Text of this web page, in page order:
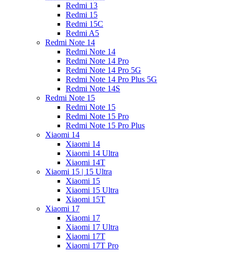
Redmi 13
Redmi 15
Redmi 15C
Redmi A5
Redmi Note 14
Redmi Note 14
Redmi Note 14 Pro
Redmi Note 14 Pro 5G
Redmi Note 14 Pro Plus 5G
Redmi Note 14S
Redmi Note 15
Redmi Note 15
Redmi Note 15 Pro
Redmi Note 15 Pro Plus
Xiaomi 14
Xiaomi 14
Xiaomi 14 Ultra
Xiaomi 14T
Xiaomi 15 | 15 Ultra
Xiaomi 15
Xiaomi 15 Ultra
Xiaomi 15T
Xiaomi 17
Xiaomi 17
Xiaomi 17 Ultra
Xiaomi 17T
Xiaomi 17T Pro